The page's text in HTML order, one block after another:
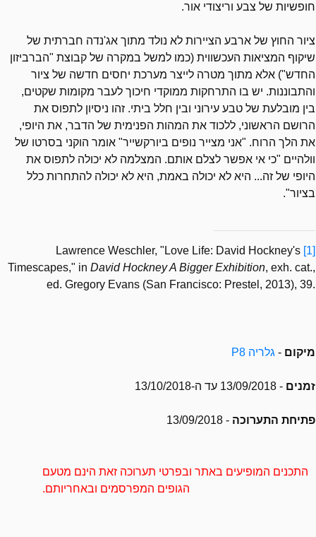
חופשיות של צבע וריצודי אור.
ציור החוץ של ארבע הציירות לא נולד מתוך אג'נדה חברתית של
שיקוף המציאות העכשווית (כמו למשל במקרה של קבוצת "הברביזון
החדש") אלא מתוך מטרה לייצר מערכת יחסים חדשה של ציור
והתבוננות. יש בו התרחקות ממוקדי חיכוך לעבר מקומות שקטים,
בין מובלעת של טבע עירוני ובין חלל ביתי. זהו ניסיון לתפוס את
הרושם הראשוני, ללכוד את המהות הפנימית של הדבר, את היופי,
את הלך הרוח. "אני מצייר נופים ביורקשייר" אומר הוקני בסרטו של
וולהיים "כי אי אפשר לצלם אותם. המצלמה לא יכולה לתפוס את
היופי של זה... היא לא יכולה באמת, היא לא יכולה להתחרות כלל
בציור".
[1]
Lawrence Weschler, "Love Life: David Hockney's
Timescapes," in David Hockney A Bigger Exhibition, exh. cat.,
ed. Gregory Evans (San Francisco: Prestel, 2013), 39.
מיקום - גלריה P8
זמנים - 13/09/2018 עד ה-13/10/2018
פתיחת התערוכה - 13/09/2018
התכנים המופיעים באתר ובפרטי תערוכה זאת הינם מטעם
הגופים המפרסמים ובאחריותם.